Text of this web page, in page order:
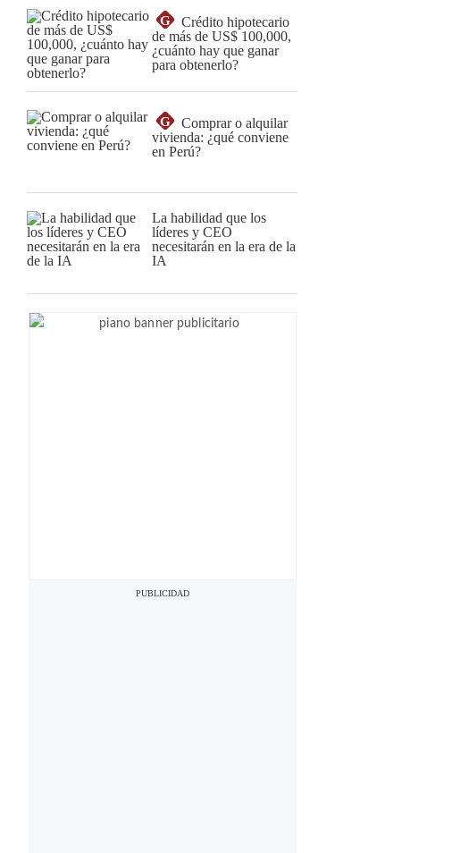
G
Crédito hipotecario
de más de US$ 100,000,
¿cuánto hay que ganar
para obtenerlo?
G
Comprar o alquilar
vivienda: ¿qué conviene
en Perú?
La habilidad que los
líderes y CEO
necesitarán en la era de la
IA